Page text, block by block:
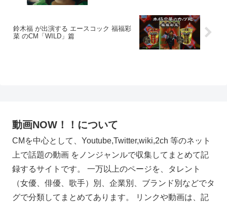
鈴木福 が出演する エースコック 福福彩
菜 のCM「WILD」篇
動画NOW！！について
CMを中心として、Youtube,Twitter,wiki,2ch 等のネット
上で話題の動画 をノンジャンルで収集してまとめて記
録するサイトです。 一万以上のページを、タレント
（女優、俳優、歌手）別、企業別、ブランド別などでタ
グで分類してまとめてあります。 リンクや動画は、記